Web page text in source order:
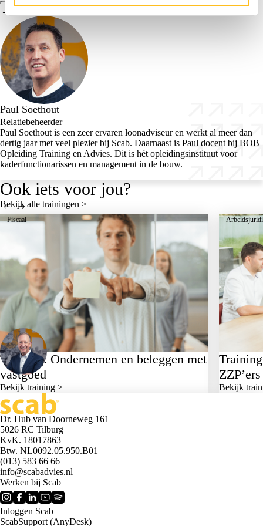
Aanvragen
Trainer
Paul Soethout is een zeer ervaren loonadviseur en werkt al meer dan
dertig jaar met veel plezier bij Scab. Daarnaast is Paul docent bij BOB
Opleiding Training en Advies. Dit is hét opleidingsinstituut voor
kaderfunctionarissen en management in de bouw.
Paul Soethout
Relatiebeheerder
Ook iets voor jou?
Bekijk alle trainingen >
Fiscaal
Training: Ondernemen en beleggen met
vastgoed
Bekijk training > Bekijk
Dr. Hub van Doorneweg 161
5026 RC Tilburg
KvK. 18017863
Btw. NL0092.05.950.B01
(013) 583 66 66
info@scabadvies.nl
Werken bij Scab
Inloggen Scab
ScabSupport (AnyDesk)